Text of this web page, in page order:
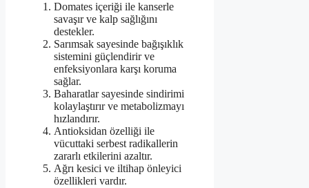
Domates içeriği ile kanserle
savaşır ve kalp sağlığını
destekler.
Sarımsak sayesinde bağışıklık
sistemini güçlendirir ve
enfeksiyonlara karşı koruma
sağlar.
Baharatlar sayesinde sindirimi
kolaylaştırır ve metabolizmayı
hızlandırır.
Antioksidan özelliği ile
vücuttaki serbest radikallerin
zararlı etkilerini azaltır.
Ağrı kesici ve iltihap önleyici
özellikleri vardır.